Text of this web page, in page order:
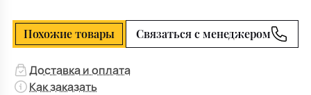
Похожие товары Связаться с менеджером
Доставка и оплата
Как заказать